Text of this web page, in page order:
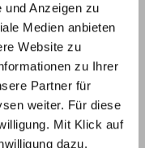
und Anzeigen zu
Medien anbieten
Website zu
zu Ihrer
Partner für
weiter. Für diese
Mit Klick auf
dazu.